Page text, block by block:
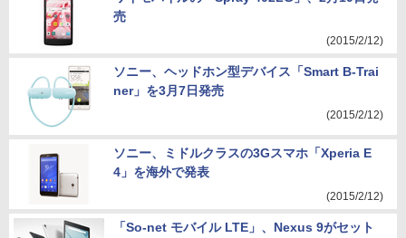
売
(2015/2/12)
ソニー、ヘッドホン型デバイス「Smart B-Trai
ner」を3月7日発売
(2015/2/12)
ソニー、ミドルクラスの3Gスマホ「Xperia E
4」を海外で発表
(2015/2/12)
「So-net モバイル LTE」、Nexus 9がセット